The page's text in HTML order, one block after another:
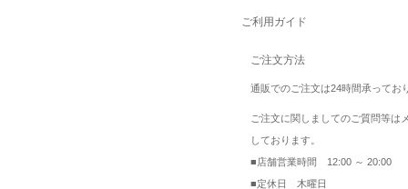
ご利用ガイド
ご注文方法
通販でのご注文は24時間承ってお
ご注文に関しましてのご質問等は
しております。
■店舗営業時間 12:00 ～ 20:00
■定休日 木曜日